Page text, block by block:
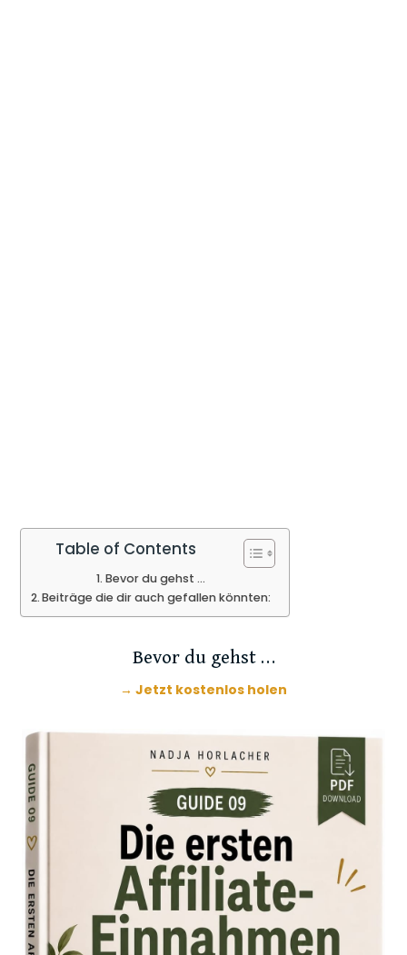
Table of Contents
Bevor du gehst …
Beiträge die dir auch gefallen könnten:
Bevor du gehst …
→ Jetzt kostenlos holen